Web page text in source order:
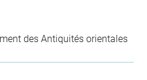
des Antiquités orientales